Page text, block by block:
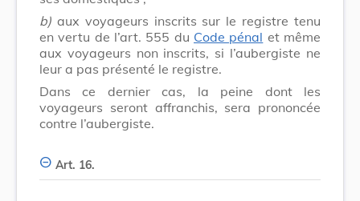
b) aux voyageurs inscrits sur le registre tenu
en vertu de l’art. 555 du Code pénal et même
aux voyageurs non inscrits, si l’aubergiste ne
leur a pas présenté le registre.
Dans ce dernier cas, la peine dont les
voyageurs seront affranchis, sera prononcée
contre l’aubergiste.
Art. 16.